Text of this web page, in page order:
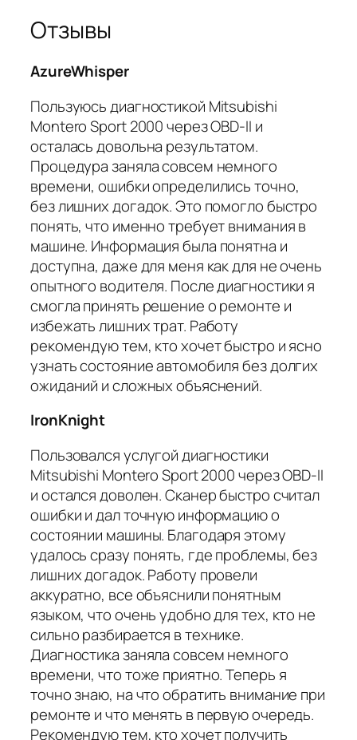
Отзывы
AzureWhisper
Пользуюсь диагностикой Mitsubishi
Montero Sport 2000 через OBD-II и
осталась довольна результатом.
Процедура заняла совсем немного
времени, ошибки определились точно,
без лишних догадок. Это помогло быстро
понять, что именно требует внимания в
машине. Информация была понятна и
доступна, даже для меня как для не очень
опытного водителя. После диагностики я
смогла принять решение о ремонте и
избежать лишних трат. Работу
рекомендую тем, кто хочет быстро и ясно
узнать состояние автомобиля без долгих
ожиданий и сложных объяснений.
IronKnight
Пользовался услугой диагностики
Mitsubishi Montero Sport 2000 через OBD-II
и остался доволен. Сканер быстро считал
ошибки и дал точную информацию о
состоянии машины. Благодаря этому
удалось сразу понять, где проблемы, без
лишних догадок. Работу провели
аккуратно, все объяснили понятным
языком, что очень удобно для тех, кто не
сильно разбирается в технике.
Диагностика заняла совсем немного
времени, что тоже приятно. Теперь я
точно знаю, на что обратить внимание при
ремонте и что менять в первую очередь.
Рекомендую тем, кто хочет получить